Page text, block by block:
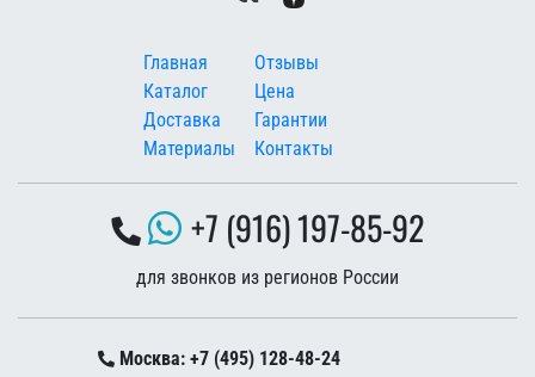
Меню в подвале
Главная
Каталог
Доставка
Материалы
Отзывы
Цена
Гарантии
Контакты
+7 (916) 197-85-92
для звонков из регионов России
Москва: +7 (495) 128-48-24